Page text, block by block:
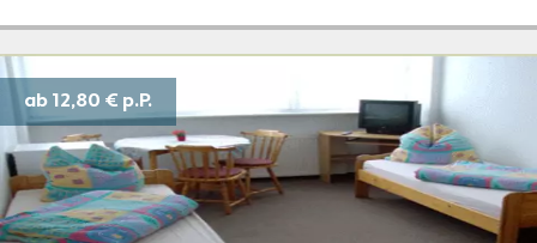
ab 12,80 € p.P.